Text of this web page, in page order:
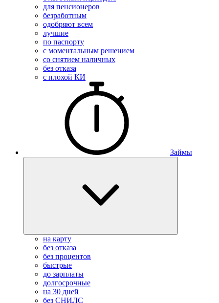
для пенсионеров
безработным
одобряют всем
лучшие
по паспорту
с моментальным решением
со снятием наличных
без отказа
с плохой КИ
Займы
на карту
без отказа
без процентов
быстрые
до зарплаты
долгосрочные
на 30 дней
без СНИЛС